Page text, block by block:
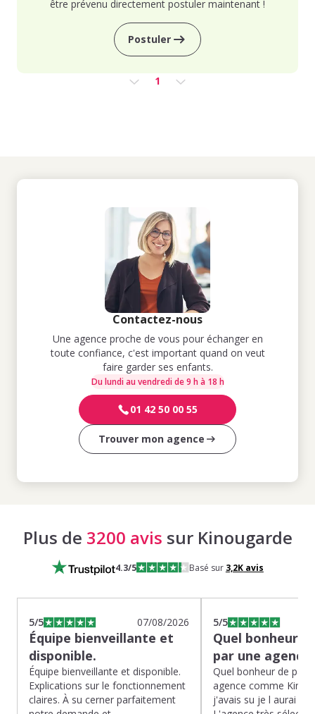
être prévenu directement postuler maintenant !
Postuler
1
Contactez-nous
Une agence proche de vous pour échanger en
toute confiance, c'est important quand on veut
faire garder ses enfants.
Du lundi au vendredi de 9 h à 18 h
01 42 50 00 55
Trouver mon agence
Plus de 3200 avis sur Kinougarde
4.3/5 Basé sur 3,2Kavis
5/5 07/08/2026
Équipe bienveillante et
disponible.
Équipe bienveillante et disponible.
Explications sur le fonctionnement
claires. À su cerner parfaitement
5/5
Quel bonheur
par une
Quel bonheur de
agence comme
j'avais su je l aurai